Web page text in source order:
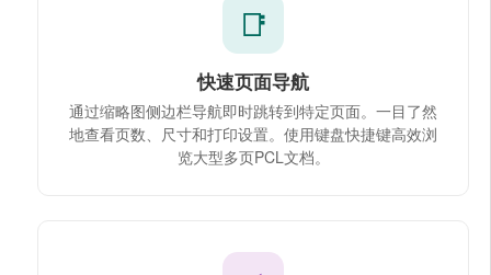
📑
快速页面导航
通过缩略图侧边栏导航即时跳转到特定页面。一目了然
地查看页数、尺寸和打印设置。使用键盘快捷键高效浏
览大型多页PCL文档。